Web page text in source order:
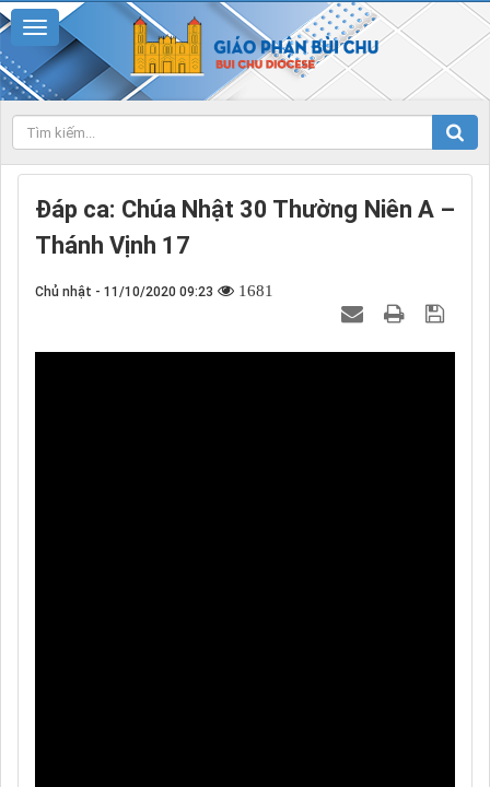
Đáp ca: Chúa Nhật 30 Thường Niên A –
Thánh Vịnh 17
Chủ nhật - 11/10/2020 09:23 1681